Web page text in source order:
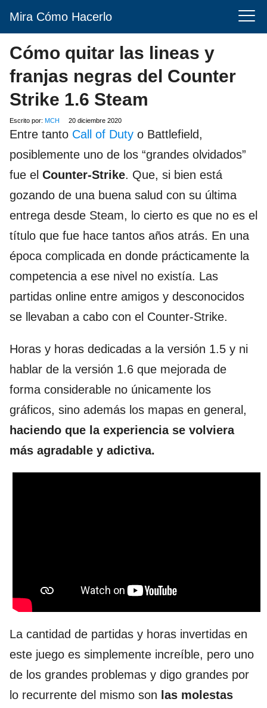
Mira Cómo Hacerlo
Cómo quitar las lineas y
franjas negras del Counter
Strike 1.6 Steam
Escrito por: MCH 20 diciembre 2020
Entre tanto Call of Duty o Battlefield,
posiblemente uno de los “grandes olvidados”
fue el Counter-Strike. Que, si bien está
gozando de una buena salud con su última
entrega desde Steam, lo cierto es que no es el
título que fue hace tantos años atrás. En una
época complicada en donde prácticamente la
competencia a ese nivel no existía. Las
partidas online entre amigos y desconocidos
se llevaban a cabo con el Counter-Strike.
Horas y horas dedicadas a la versión 1.5 y ni
hablar de la versión 1.6 que mejorada de
forma considerable no únicamente los
gráficos, sino además los mapas en general,
haciendo que la experiencia se volviera
más agradable y adictiva.
La cantidad de partidas y horas invertidas en
este juego es simplemente increíble, pero uno
de los grandes problemas y digo grandes por
lo recurrente del mismo son las molestas